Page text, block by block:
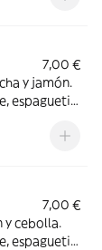
7,00 €
y jamón.
espagueti,
7,00 €
y cebolla.
espagueti,